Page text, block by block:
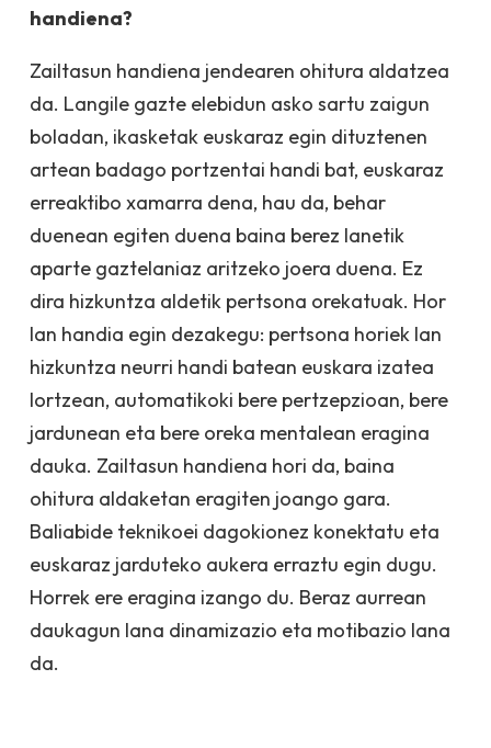
handiena?
Zailtasun handiena jendearen ohitura aldatzea
da. Langile gazte elebidun asko sartu zaigun
boladan, ikasketak euskaraz egin dituztenen
artean badago portzentai handi bat, euskaraz
erreaktibo xamarra dena, hau da, behar
duenean egiten duena baina berez lanetik
aparte gaztelaniaz aritzeko joera duena. Ez
dira hizkuntza aldetik pertsona orekatuak. Hor
lan handia egin dezakegu: pertsona horiek lan
hizkuntza neurri handi batean euskara izatea
lortzean, automatikoki bere pertzepzioan, bere
jardunean eta bere oreka mentalean eragina
dauka. Zailtasun handiena hori da, baina
ohitura aldaketan eragiten joango gara.
Baliabide teknikoei dagokionez konektatu eta
euskaraz jarduteko aukera erraztu egin dugu.
Horrek ere eragina izango du. Beraz aurrean
daukagun lana dinamizazio eta motibazio lana
da.